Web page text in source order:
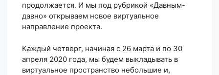
продолжается. И мы под рубрикой «Давным-
давно» открываем новое виртуальное
направление проекта.
Каждый четверг, начиная с 26 марта и по 30
апреля 2020 года, мы будем выкладывать в
виртуальное пространство небольшие и,